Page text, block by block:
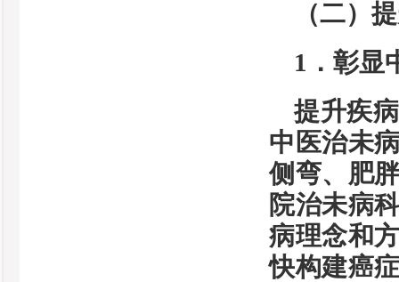
（二）
1．彰显
提升疾
中医治未
侧弯、肥
院治未病
病理念和
快构建癌